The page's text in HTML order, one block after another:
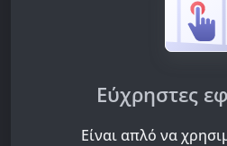
Εύχρηστες
Είναι απλό να